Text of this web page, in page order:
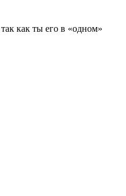
как ты его в «одном»